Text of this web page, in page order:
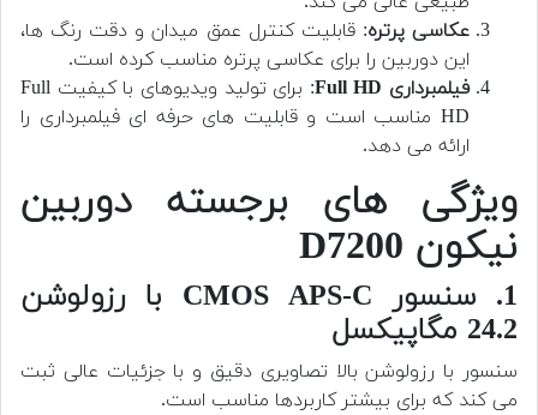
عکاسی پرتره: قابلیت کنترل عمق میدان و دقت رنگ ها،
این دوربین را برای عکاسی پرتره مناسب کرده است.
فیلمبرداری Full HD
: برای تولید ویدیوهای با کیفیت Full
HD مناسب است و قابلیت های حرفه ای فیلمبرداری را
ارائه می دهد.
ویژگی های برجسته دوربین
نیکون D7200
1. سنسور CMOS APS-C با رزولوشن
24.2 مگاپیکسل
سنسور با رزولوشن بالا تصاویری دقیق و با جزئیات عالی ثبت
می کند که برای بیشتر کاربردها مناسب است.